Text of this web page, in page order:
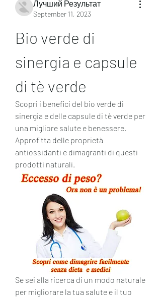
Лучший Результат
September 11, 2023
Bio verde di
sinergia e capsule
di tè verde
Scopri i benefici del bio verde di
sinergia e delle capsule di tè verde per
una migliore salute e benessere.
Approfitta delle proprietà
antiossidanti e dimagranti di questi
prodotti naturali.
Se sei alla ricerca di un modo naturale
per migliorare la tua salute e il tuo